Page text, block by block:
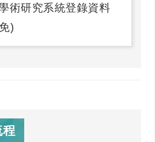
術研究系統登錄資料
)
程